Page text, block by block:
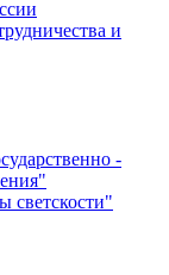
и
-
светскости"